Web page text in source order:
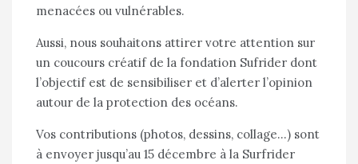
menacées ou vulnérables.
Aussi, nous souhaitons attirer votre attention sur
un coucours créatif de la fondation Sufrider dont
l’objectif est de sensibiliser et d’alerter l’opinion
autour de la protection des océans.
Vos contributions (photos, dessins, collage…) sont
à envoyer jusqu’au 15 décembre à la Surfrider